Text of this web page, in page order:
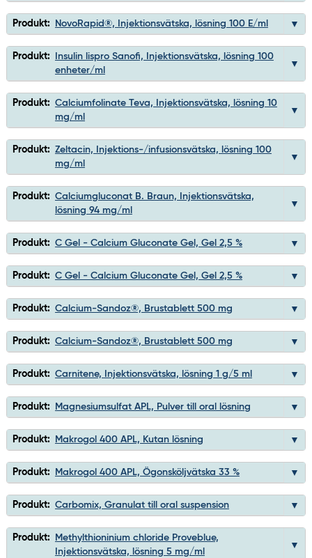
Produkt: NovoRapid®, Injektionsvätska, lösning 100 E/ml
Produkt:
Insulin lispro Sanofi, Injektionsvätska, lösning 100
enheter/ml
Produkt: Calciumfolinate Teva, Injektionsvätska, lösning 10
mg/ml
Produkt: Zeltacin, Injektions-/infusionsvätska, lösning 100
mg/ml
Produkt: Calciumgluconat B. Braun, Injektionsvätska,
lösning 94 mg/ml
Produkt: C Gel - Calcium Gluconate Gel, Gel 2,5 %
Produkt: C Gel - Calcium Gluconate Gel, Gel 2,5 %
Produkt: Calcium-Sandoz®, Brustablett 500 mg
Produkt: Calcium-Sandoz®, Brustablett 500 mg
Produkt: Carnitene, Injektionsvätska, lösning 1 g/5 ml
Produkt: Magnesiumsulfat APL, Pulver till oral lösning
Produkt: Makrogol 400 APL, Kutan lösning
Produkt: Makrogol 400 APL, Ögonsköljvätska 33 %
Produkt: Carbomix, Granulat till oral suspension
Produkt:
Methylthioninium chloride Proveblue,
Injektionsvätska, lösning 5 mg/ml